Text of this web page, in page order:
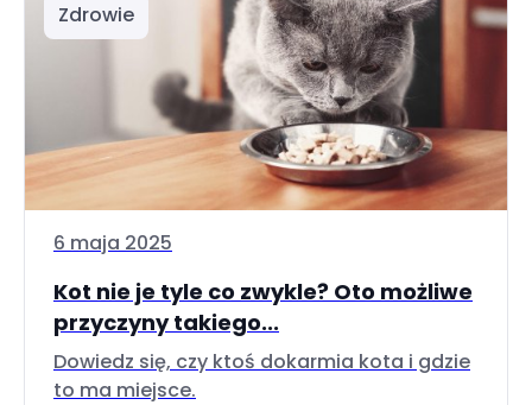
Zdrowie
6 maja 2025
Kot nie je tyle co zwykle? Oto możliwe
przyczyny takiego...
Dowiedz się, czy ktoś dokarmia kota i gdzie
to ma miejsce.